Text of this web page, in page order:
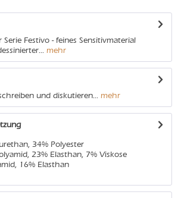
Festivo - feines Sensitivmaterial
mehr
und diskutieren... mehr
34% Polyester
23% Elasthan, 7% Viskose
16% Elasthan